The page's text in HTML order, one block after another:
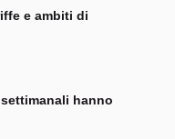
e ambiti di
hanno